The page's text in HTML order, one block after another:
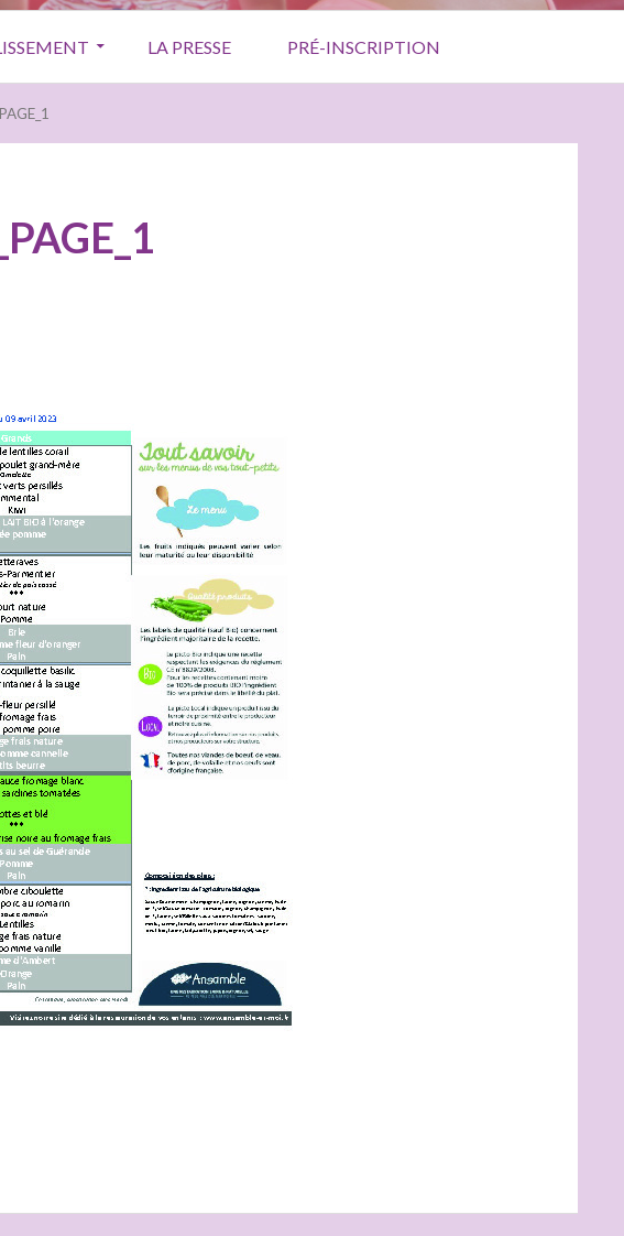
LA PRESSE PRÉ-INSCRIPTION